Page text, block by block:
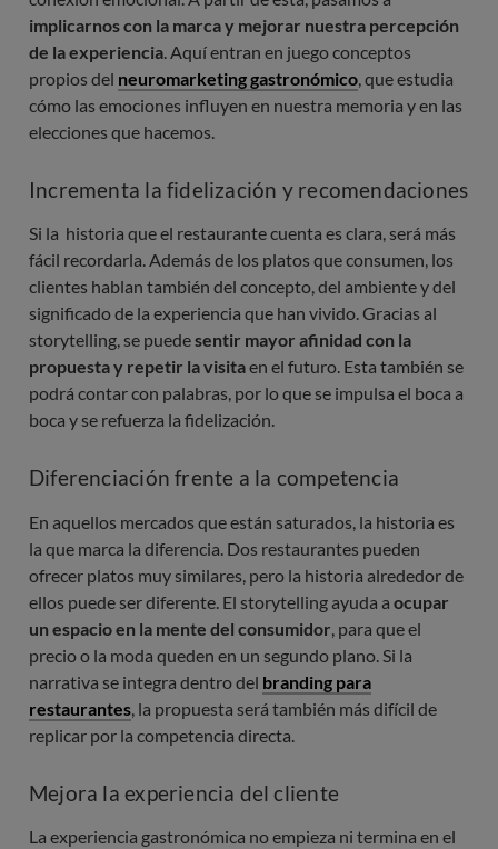
implicarnos con la marca y mejorar nuestra percepción
de la experiencia. Aquí entran en juego conceptos
propios del neuromarketing gastronómico, que estudia
cómo las emociones influyen en nuestra memoria y en las
elecciones que hacemos.
Incrementa la fidelización y recomendaciones
Si la historia que el restaurante cuenta es clara, será más
fácil recordarla. Además de los platos que consumen, los
clientes hablan también del concepto, del ambiente y del
significado de la experiencia que han vivido. Gracias al
storytelling, se puedesentir mayor afinidad con la
propuesta y repetir la visitaen el futuro. Esta también se
podrá contar con palabras, por lo que se impulsa el boca a
boca y se refuerza la fidelización.
Diferenciación frente a la competencia
En aquellos mercados que están saturados, la historia es
la que marca la diferencia. Dos restaurantes pueden
ofrecer platos muy similares, pero la historia alrededor de
ellos puede ser diferente. El storytelling ayuda a ocupar
un espacio en la mente del consumidor , para que el
precio o la moda queden en un segundo plano. Si la
narrativa se integra dentro del branding para
restaurantes , la propuesta será también más difícil de
replicar por la competencia directa.
Mejora la experiencia del cliente
La experiencia gastronómica no empieza ni termina en el